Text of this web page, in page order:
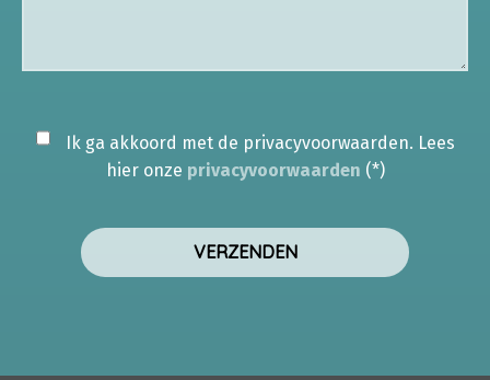
Ik ga akkoord met de privacyvoorwaarden. Lees
hier onze privacyvoorwaarden (*)